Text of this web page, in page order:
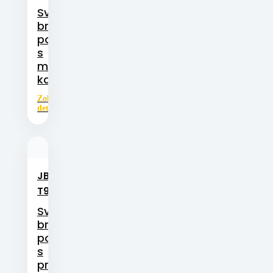
Svinovaná
bronzová
pouzdra
s
mazacími
kapsami
Zobrazit
detail
JBM-
T90
Svinovaná
bronzová
pouzdra
s
průchozími